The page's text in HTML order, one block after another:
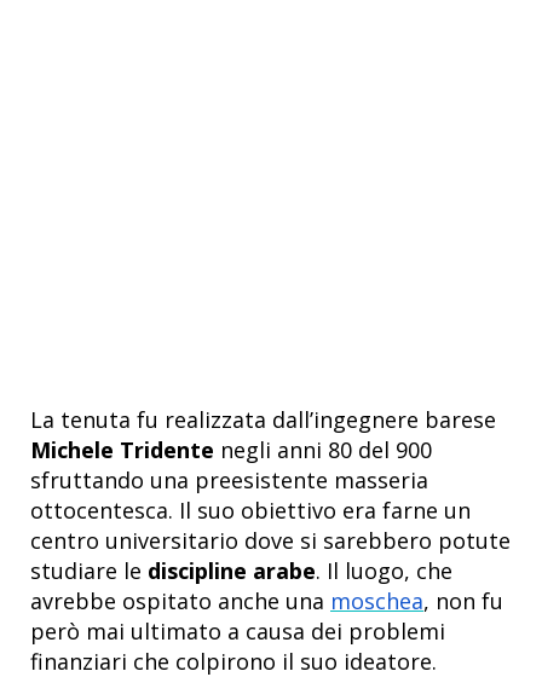
La tenuta fu realizzata dall’ingegnere barese
Michele Tridente negli anni 80 del 900
sfruttando una preesistente masseria
ottocentesca. Il suo obiettivo era farne un
centro universitario dove si sarebbero potute
studiare le discipline arabe. Il luogo, che
avrebbe ospitato anche una moschea, non fu
però mai ultimato a causa dei problemi
finanziari che colpirono il suo ideatore.